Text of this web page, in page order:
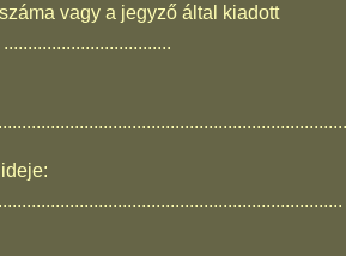
vagy a jegyző által kiadott